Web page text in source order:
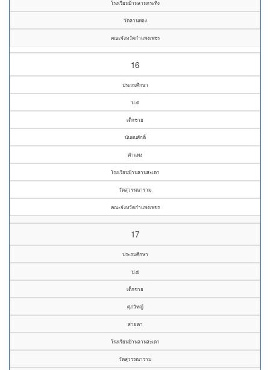
โรงเรียนบ้านลานกระทิง
วัดลานทอง
คณะจังหวัดกำแพงเพชร
16
ประถมศึกษา
ป.๕
เด็กชาย
นันทนศักดิ์
คำแพง
โรงเรียนบ้านลานสะเดา
วัดสุวรรณาราม
คณะจังหวัดกำแพงเพชร
17
ประถมศึกษา
ป.๕
เด็กชาย
ศุภวิทญ์
สายตา
โรงเรียนบ้านลานสะเดา
วัดสุวรรณาราม